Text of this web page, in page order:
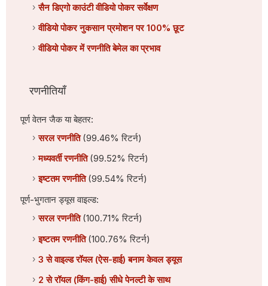
सैन डिएगो काउंटी वीडियो पोकर सर्वेक्षण
वीडियो पोकर नुकसान प्रमोशन पर 100% छूट
वीडियो पोकर में रणनीति बेमेल का प्रभाव
रणनीतियाँ
पूर्ण वेतन जैक या बेहतर:
सरल रणनीति(99.46% रिटर्न)
मध्यवर्ती रणनीति(99.52% रिटर्न)
इष्टतम रणनीति(99.54% रिटर्न)
पूर्ण-भुगतान ड्यूस वाइल्ड:
सरल रणनीति(100.71% रिटर्न)
इष्टतम रणनीति(100.76% रिटर्न)
3 से वाइल्ड रॉयल (ऐस-हाई) बनाम केवल ड्यूस
2 से रॉयल (किंग-हाई) सीधे पेनल्टी के साथ